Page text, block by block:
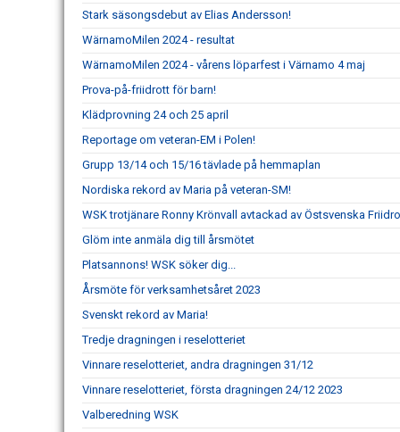
Stark säsongsdebut av Elias Andersson!
WärnamoMilen 2024 - resultat
WärnamoMilen 2024 - vårens löparfest i Värnamo 4 maj
Prova-på-friidrott för barn!
Klädprovning 24 och 25 april
Reportage om veteran-EM i Polen!
Grupp 13/14 och 15/16 tävlade på hemmaplan
Nordiska rekord av Maria på veteran-SM!
WSK trotjänare Ronny Krönvall avtackad av Östsvenska
Glöm inte anmäla dig till årsmötet
Platsannons! WSK söker dig...
Årsmöte för verksamhetsåret 2023
Svenskt rekord av Maria!
Tredje dragningen i reselotteriet
Vinnare reselotteriet, andra dragningen 31/12
Vinnare reselotteriet, första dragningen 24/12 2023
Valberedning WSK